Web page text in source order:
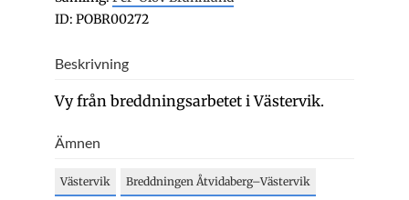
ID: POBR00272
Beskrivning
Vy från breddningsarbetet i Västervik.
Ämnen
Västervik Breddningen Åtvidaberg–Västervik